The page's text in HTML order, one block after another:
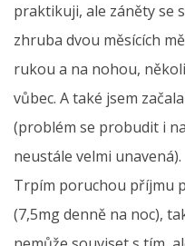
praktikuji, ale záněty se
zhruba dvou měsících
rukou a na nohou,
vůbec. A také jsem
(problém se probudit i
neustále velmi unavená).
Trpím poruchou příjmu
(7,5mg denně na noc),